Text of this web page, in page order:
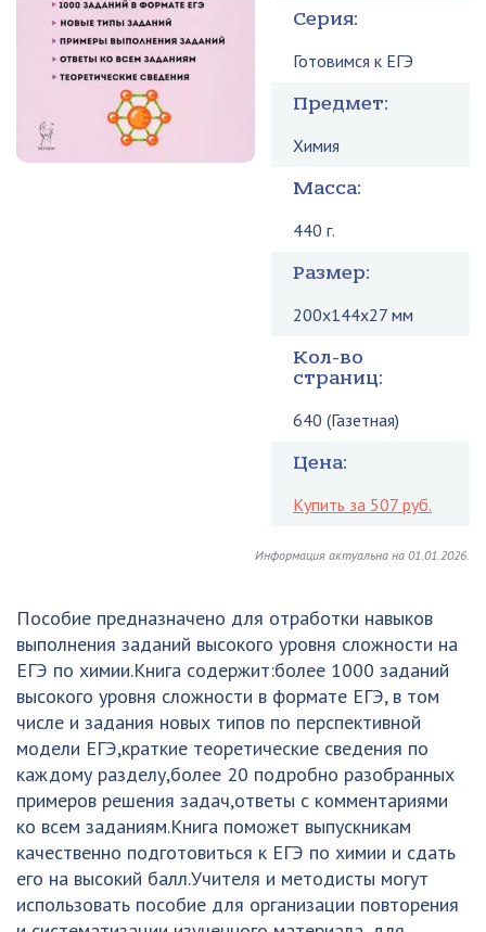
Серия:
Готовимся к ЕГЭ
Предмет:
Химия
Масса:
440 г.
Размер:
200x144x27 мм
Кол-во
страниц:
640 (Газетная)
Цена:
Купить за 507 руб.
Информация актуальна на 01.01.2026.
Пособие предназначено для отработки навыков
выполнения заданий высокого уровня сложности на
ЕГЭ по химии.Книга содержит:более 1000 заданий
высокого уровня сложности в формате ЕГЭ, в том
числе и задания новых типов по перспективной
модели ЕГЭ,краткие теоретические сведения по
каждому разделу,более 20 подробно разобранных
примеров решения задач,ответы с комментариями
ко всем заданиям.Книга поможет выпускникам
качественно подготовиться к ЕГЭ по химии и сдать
его на высокий балл.Учителя и методисты могут
использовать пособие для организации повторения